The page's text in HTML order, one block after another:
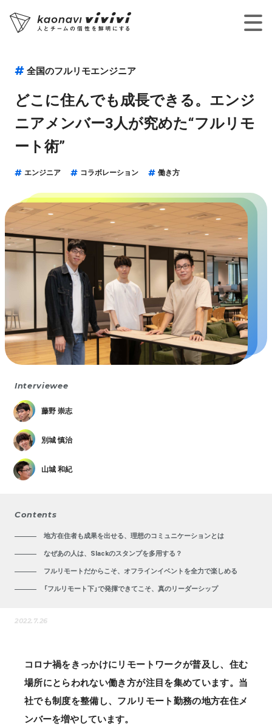
全国のフルリモエンジニア
どこに住んでも成長できる。エンジ
ニアメンバー3人が究めた“フルリモ
ート術”
エンジニア コラボレーション 働き方
Interviewee
藤野 崇志
別城 慎治
山城 和紀
Contents
地方在住者も成果を出せる、理想のコミュニケーションとは
なぜあの人は、Slackのスタンプを多用する？
フルリモートだからこそ、オフラインイベントを全力で楽しめる
「フルリモート下」で発揮できてこそ、真のリーダーシップ
2022.7.26
コロナ禍をきっかけにリモートワークが普及し、住む
場所にとらわれない働き方が注目を集めています。当
社でも制度を整備し、フルリモート勤務の地方在住メ
ンバーを増やしています。